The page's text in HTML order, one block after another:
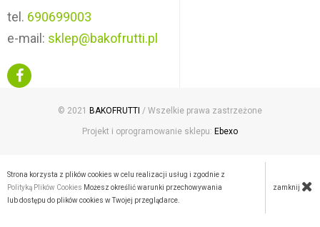
tel. 690699003
e-mail: sklep@bakofrutti.pl
© 2021 BAKOFRUTTI / Wszelkie prawa zastrzeżone
Projekt i oprogramowanie sklepu: Ebexo
Strona korzysta z plików cookies w celu realizacji usług i zgodnie z
Polityką Plików Cookies Możesz określić warunki przechowywania
lub dostępu do plików cookies w Twojej przeglądarce.
zamknij